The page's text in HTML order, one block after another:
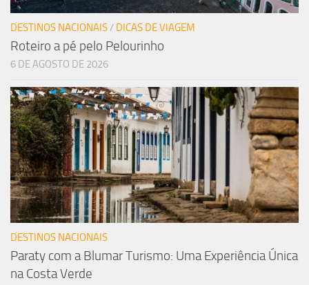
DESTINOS NACIONAIS/ DICAS DE VIAGEM
Roteiro a pé pelo Pelourinho
6 DE AGOSTO DE 2026
DESTINOS NACIONAIS
Paraty com a Blumar Turismo: Uma Experiência Única
na Costa Verde